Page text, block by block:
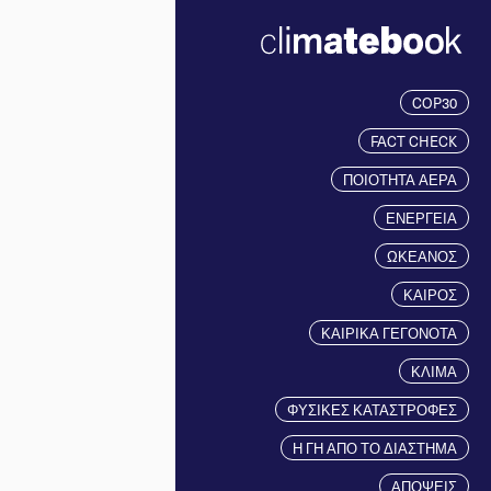
COP30
FACT CHECK
ΠΟΙΟΤΗΤΑ ΑΕΡΑ
ΕΝΕΡΓΕΙΑ
ΩΚΕΑΝΟΣ
ΚΑΙΡΟΣ
ΚΑΙΡΙΚΑ ΓΕΓΟΝΟΤΑ
ΚΛΙΜΑ
ΦΥΣΙΚΕΣ ΚΑΤΑΣΤΡΟΦΕΣ
Η ΓΗ ΑΠΟ ΤΟ ΔΙΑΣΤΗΜΑ
ΑΠΟΨΕΙΣ